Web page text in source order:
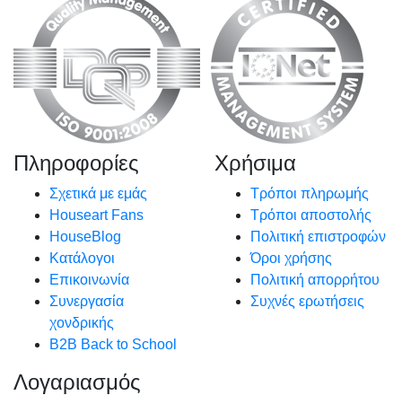
Πληροφορίες
Σχετικά με εμάς
Houseart Fans
HouseBlog
Κατάλογοι
Επικοινωνία
Συνεργασία
χονδρικής
B2B Back to School
Χρήσιμα
Τρόποι πληρωμής
Τρόποι αποστολής
Πολιτική επιστροφών
Όροι χρήσης
Πολιτική απορρήτου
Συχνές ερωτήσεις
Λογαριασμός